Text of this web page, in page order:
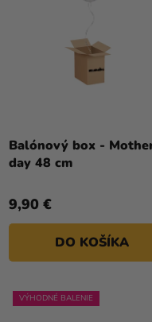
Balónový box -
day 48 cm
9,90 €
DO KOŠÍKA
VÝHODNÉ BALENIE